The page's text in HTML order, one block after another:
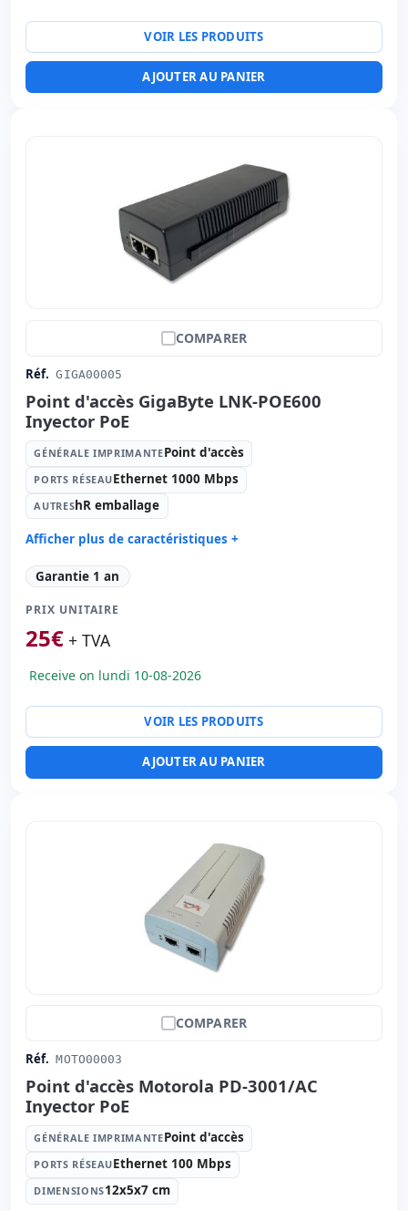
VOIR LES PRODUITS
AJOUTER AU PANIER
COMPARER
Réf. GIGA00005
Point d'accès GigaByte LNK-POE600
Inyector PoE
GÉNÉRALE IMPRIMANTEPoint d'accès
PORTS RÉSEAUEthernet 1000 Mbps
AUTREShR emballage
Afficher plus de caractéristiques +
Générale imprimante:
Ports réseau: Ethernet 1000 Mbps.
Autres: hR emballage
Dimensions:
Garantie 1 an
PRIX UNITAIRE
25€ + TVA
Receive on lundi 10-08-2026
VOIR LES PRODUITS
AJOUTER AU PANIER
COMPARER
Réf. MOTO00003
Point d'accès Motorola PD-3001/AC
Inyector PoE
GÉNÉRALE IMPRIMANTEPoint d'accès
PORTS RÉSEAUEthernet 100 Mbps
DIMENSIONS12x5x7 cm